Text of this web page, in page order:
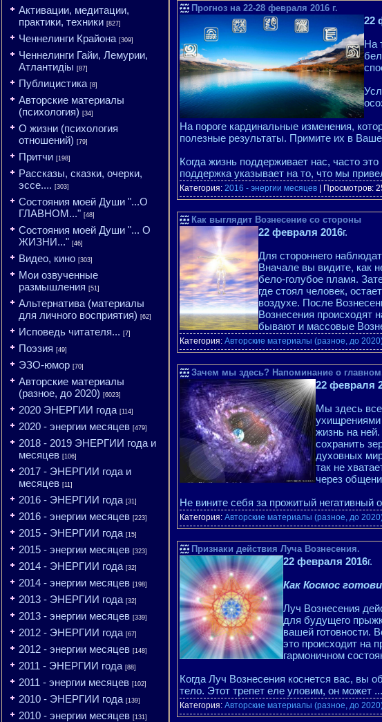
Активации, медитации,
практики, техники [827]
Ченнелинги Крайона [309]
Ченнелинги Гайи, Лемурии,
Атлантидіы [87]
Публицистика [8]
Авторские материалы
(психология) [34]
О жизни (психология
отношений) [79]
Притчи [198]
Рассказы, сказки, очерки,
эссе.... [303]
Состояния моей Души "...О
ГЛАВНОМ..." [48]
Состояния моей Души "... О
ЖИЗНИ..." [46]
Видео, кино [303]
Мои озвученные
размышления [51]
Альтернатива (материалы
для личного восприятия) [62]
Исповедь читателя... [7]
Поэзия [49]
ЭЗО-юмор [70]
Авторские материалы
(разное, до 2020) [6023]
2020 ЭНЕРГИИ года [114]
2020 - энергии месяцев [479]
2018 - 2019 ЭНЕРГИИ года и
месяцев [106]
2017 - ЭНЕРГИИ года и
месяцев [11]
2016 - ЭНЕРГИИ года [31]
2016 - энергии месяцев [223]
2015 - ЭНЕРГИИ года [15]
2015 - энергии месяцев [323]
2014 - ЭНЕРГИИ года [32]
2014 - энергии месяцев [198]
2013 - ЭНЕРГИИ года [32]
2013 - энергии месяцев [339]
2012 - ЭНЕРГИИ года [67]
2012 - энергии месяцев [148]
2011 - ЭНЕРГИИ года [88]
2011 - энергии месяцев [102]
2010 - ЭНЕРГИИ года [139]
2010 - энергии месяцев [131]
Прогноз на 22-28 февраля 2016 г.
22
На
На пороге кардинальные изменения,
полезные результаты. Примите их в
Когда жизнь поддерживает нас, часто
поддержка указывает на то, что мы
Категория: 2016 - энергии месяцев | Просмотров:
Как выглядит Вознесение со стороны
22 февраля 2016г.
Для стороннего
Вначале вы видите, как
бело-голубое пламя.
где стоял человек,
воздухе. После
Вознесения происходят
бывают и массовые
Категория: Авторские материалы (разное, до
Зачем мы здесь? Напоминание о
22 февраля
Мы здесь
жизнь на
сохранить
духовных
так не
через
Не вините себя за прожитый негативный
Категория: Авторские материалы (разное, до
Признаки действия Луча Вознесения.
22 февраля 2016г.
Как Космос
Луч Вознесения
для будущего
вашей готовности.
это происходит на
гармоничном
Когда Луч Вознесения коснется вас, вы
тело. Этот трепет еле уловим, он может ...
Категория: Авторские материалы (разное, до